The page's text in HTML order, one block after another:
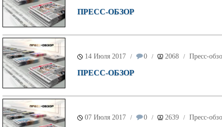
ПРЕСС-ОБЗОР
14 Июля 2017 / 0 / 2068 / Пресс-
ПРЕСС-ОБЗОР
07 Июля 2017 / 0 / 2639 / Пресс-